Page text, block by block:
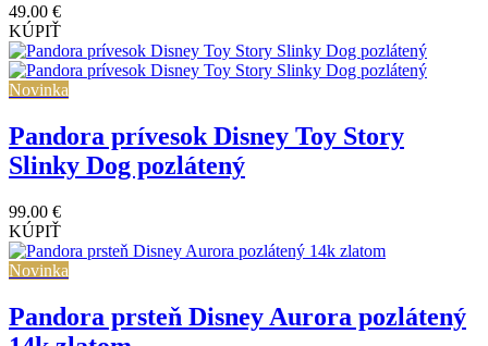
49.00 €
KÚPIŤ
Novinka
Pandora prívesok Disney Toy Story
Slinky Dog pozlátený
99.00 €
KÚPIŤ
Novinka
Pandora prsteň Disney Aurora pozlátený